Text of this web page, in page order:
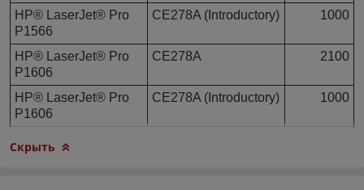
HP® LaserJet® Pro
P1566
CE278A (Introductory) 1000
HP® LaserJet® Pro
P1606
CE278A 2100
HP® LaserJet® Pro
P1606
CE278A (Introductory) 1000
Скрыть